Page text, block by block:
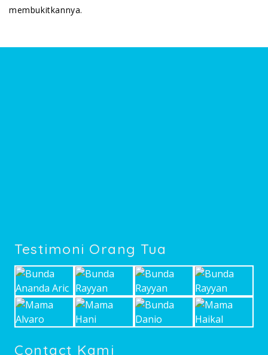
membukitkannya.
Testimoni Orang Tua
Contact Kami